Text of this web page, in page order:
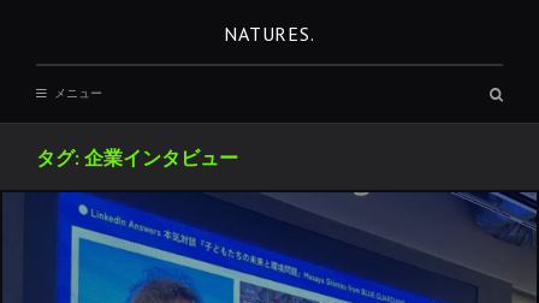
NATURES.
メニュー
ス
タグ: 企業インタビュー